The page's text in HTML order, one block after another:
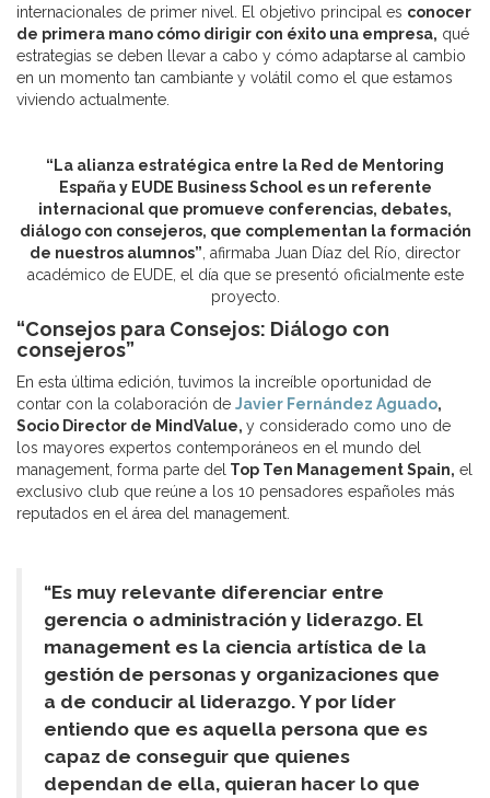
internacionales de primer nivel. El objetivo principal es conocer
de primera mano cómo dirigir con éxito una empresa, qué
estrategias se deben llevar a cabo y cómo adaptarse al cambio
en un momento tan cambiante y volátil como el que estamos
viviendo actualmente.
“La alianza estratégica entre la Red de Mentoring
España y EUDE Business School es un referente
internacional que promueve conferencias, debates,
diálogo con consejeros, que complementan la formación
de nuestros alumnos” , afirmaba Juan Díaz del Río, director
académico de EUDE, el día que se presentó oficialmente este
proyecto.
“Consejos para Consejos: Diálogo con
consejeros”
En esta última edición, tuvimos la increíble oportunidad de
contar con la colaboración de Javier Fernández Aguado,
Socio Director de MindValue, y considerado como uno de
los mayores expertos contemporáneos en el mundo del
management, forma parte del Top Ten Management Spain, el
exclusivo club que reúne a los 10 pensadores españoles más
reputados en el área del management.
“Es muy relevante diferenciar entre
gerencia o administración y liderazgo. El
management es la ciencia artística de la
gestión de personas y organizaciones que
a de conducir al liderazgo. Y por líder
entiendo que es aquella persona que es
capaz de conseguir que quienes
dependan de ella, quieran hacer lo que